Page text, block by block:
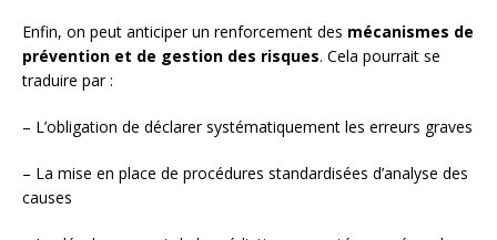
Enfin, on peut anticiper un renforcement des mécanismes de
prévention et de gestion des risques. Cela pourrait se
traduire par :
– L’obligation de déclarer systématiquement les erreurs graves
– La mise en place de procédures standardisées d’analyse des
causes